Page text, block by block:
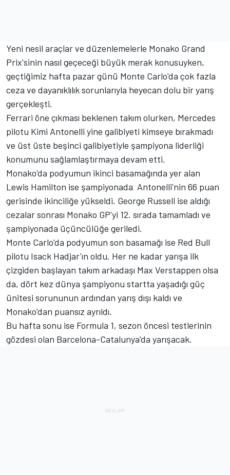
Yeni nesil araçlar ve düzenlemelerle Monako Grand
Prix'sinin nasıl geçeceği büyük merak konusuyken,
geçtiğimiz hafta pazar günü Monte Carlo'da çok fazla
ceza ve dayanıklılık sorunlarıyla heyecan dolu bir yarış
gerçekleşti.
Ferrari öne çıkması beklenen takım olurken, Mercedes
pilotu Kimi Antonelli yine galibiyeti kimseye bırakmadı
ve üst üste beşinci galibiyetiyle şampiyona liderliği
konumunu sağlamlaştırmaya devam etti.
Monako'da podyumun ikinci basamağında yer alan
Lewis Hamilton ise şampiyonada Antonelli'nin 66 puan
gerisinde ikinciliğe yükseldi. George Russell ise aldığı
cezalar sonrası Monako GP'yi 12. sırada tamamladı ve
şampiyonada üçüncülüğe geriledi.
Monte Carlo'da podyumun son basamağı ise Red Bull
pilotu Isack Hadjar'ın oldu. Her ne kadar yarışa ilk
çizgiden başlayan takım arkadaşı Max Verstappen olsa
da, dört kez dünya şampiyonu startta yaşadığı güç
ünitesi sorununun ardından yarış dışı kaldı ve
Monako'dan puansız ayrıldı.
Bu hafta sonu ise Formula 1, sezon öncesi testlerinin
gözdesi olan Barcelona-Catalunya'da yarışacak.